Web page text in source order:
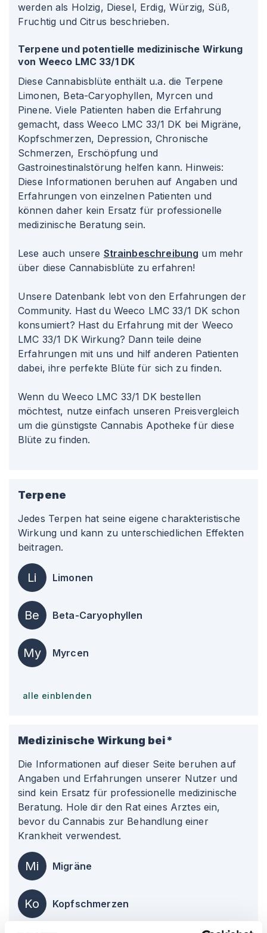
werden als Holzig, Diesel, Erdig, Würzig, Süß,
Fruchtig und Citrus beschrieben.
Terpene und potentielle medizinische Wirkung
von Weeco LMC 33/1 DK
Diese Cannabisblüte enthält u.a. die Terpene
Limonen, Beta-Caryophyllen, Myrcen und
Pinene. Viele Patienten haben die Erfahrung
gemacht, dass Weeco LMC 33/1 DK bei Migräne,
Kopfschmerzen, Depression, Chronische
Schmerzen, Erschöpfung und
Gastroinestinalstörung helfen kann. Hinweis:
Diese Informationen beruhen auf Angaben und
Erfahrungen von einzelnen Patienten und
können daher kein Ersatz für professionelle
medizinische Beratung sein.
Lese auch unsere Strainbeschreibung um mehr
über diese Cannabisblüte zu erfahren!
Unsere Datenbank lebt von den Erfahrungen der
Community. Hast du Weeco LMC 33/1 DK schon
konsumiert? Hast du Erfahrung mit der Weeco
LMC 33/1 DK Wirkung? Dann teile deine
Erfahrungen mit uns und hilf anderen Patienten
dabei, ihre perfekte Blüte für sich zu finden.
Wenn du Weeco LMC 33/1 DK bestellen
möchtest, nutze einfach unseren Preisvergleich
um die günstigste Cannabis Apotheke für diese
Blüte zu finden.
Terpene
Jedes Terpen hat seine eigene charakteristische
Wirkung und kann zu unterschiedlichen Effekten
beitragen.
Li Limonen
Be Beta-Caryophyllen
My Myrcen
alle einblenden
Medizinische Wirkung bei*
Die Informationen auf dieser Seite beruhen auf
Angaben und Erfahrungen unserer Nutzer und
sind kein Ersatz für professionelle medizinische
Beratung. Hole dir den Rat eines Arztes ein,
bevor du Cannabis zur Behandlung einer
Krankheit verwendest.
Mi Migräne
Ko Kopfschmerzen